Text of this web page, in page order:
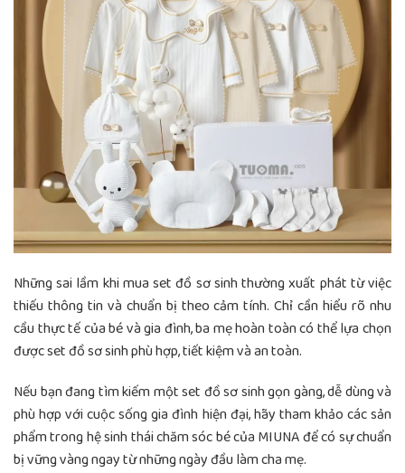
Những sai lầm khi mua set đồ sơ sinh thường xuất phát từ việc
thiếu thông tin và chuẩn bị theo cảm tính. Chỉ cần hiểu rõ nhu
cầu thực tế của bé và gia đình, ba mẹ hoàn toàn có thể lựa chọn
được set đồ sơ sinh phù hợp, tiết kiệm và an toàn.
Nếu bạn đang tìm kiếm một set đồ sơ sinh gọn gàng, dễ dùng và
phù hợp với cuộc sống gia đình hiện đại, hãy tham khảo các sản
phẩm trong hệ sinh thái chăm sóc bé của MIUNA để có sự chuẩn
bị vững vàng ngay từ những ngày đầu làm cha mẹ.